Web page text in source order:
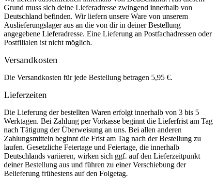
Grund muss sich deine Lieferadresse zwingend innerhalb von
Deutschland befinden. Wir liefern unsere Ware von unserem
Auslieferungslager aus an die von dir in deiner Bestellung
angegebene Lieferadresse. Eine Lieferung an Postfachadressen oder
Postfilialen ist nicht möglich.
Versandkosten
Die Versandkosten für jede Bestellung betragen 5,95 €.
Lieferzeiten
Die Lieferung der bestellten Waren erfolgt innerhalb von 3 bis 5
Werktagen. Bei Zahlung per Vorkasse beginnt die Lieferfrist am Tag
nach Tätigung der Überweisung an uns. Bei allen anderen
Zahlungsmitteln beginnt die Frist am Tag nach der Bestellung zu
laufen. Gesetzliche Feiertage und Feiertage, die innerhalb
Deutschlands variieren, wirken sich ggf. auf den Lieferzeitpunkt
deiner Bestellung aus und führen zu einer Verschiebung der
Belieferung frühestens auf den Folgetag.